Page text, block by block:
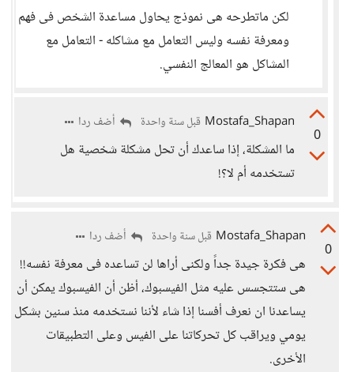
لكن ماتطرحه هى نموذج يحاول مساعدة الشخص فى فهم
ومعرفة نفسه وليس التعامل مع مشاكله - التعامل مع
المشاكل هو المعالج النفسي.
0
Mostafa_Shapan قبل سنة واحدة أضف ردا
ما المشكلة، إذا ساعدك أن تحل مشكلة شخصية هل
تستخدمه أم لا؟!
0
Mostafa_Shapan قبل سنة واحدة أضف ردا
هى فكرة جيدة جداً ولكنى أراها لن تساعده فى معرفة نفسه!!
هى ستتجسس عليه مثل الفيسبوك، أظن أن الفيسبوك يمكن أن
يساعدنا ان نعرف أفسنا إذا شاء لأننا نستخدمه منذ سنين بشكل
يومي ويراقب كل تحركاتنا على الفيس وعلى التطبيقات
الأخرى.